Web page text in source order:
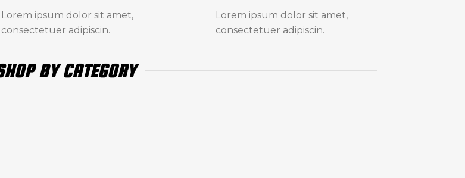
Lorem ipsum dolor sit amet,
consectetuer adipiscin.
Lorem ipsum dolor sit amet,
consectetuer adipiscin.
BY CATEGORY